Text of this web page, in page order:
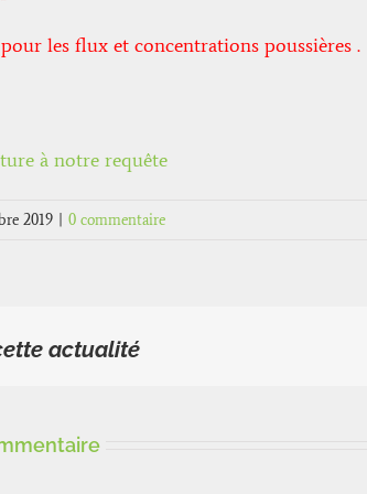
les flux et concentrations poussières .
à notre requête
2019 0 commentaire
actualité